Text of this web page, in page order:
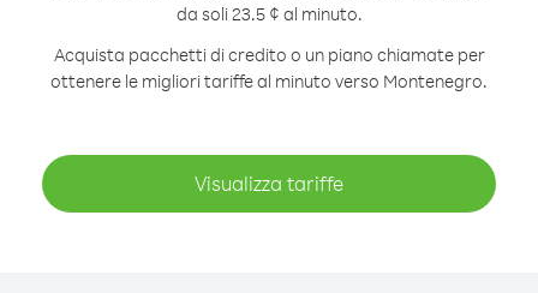
da soli 23.5 ¢ al minuto.
Acquista pacchetti di credito o un piano chiamate per
ottenere le migliori tariffe al minuto verso Montenegro.
Visualizza tariffe